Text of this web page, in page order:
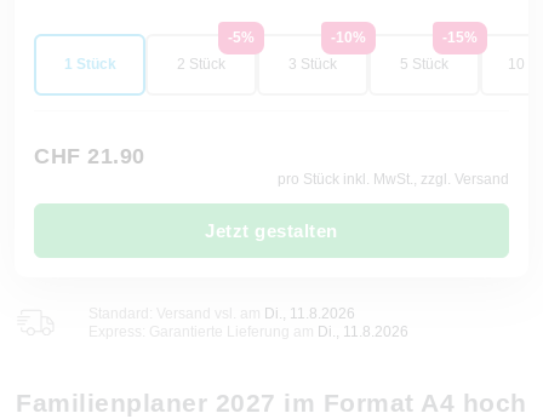
1 Stück
-5%
2 Stück
-10%
3 Stück
-15%
5 Stück
10
CHF 21.90
pro Stück inkl. MwSt., zzgl. Versand
Jetzt gestalten
Di., 11.8.2026
Express: Garantierte Lieferung am
Di., 11.8.2026
Familienplaner 2027 im Format A4 hoch